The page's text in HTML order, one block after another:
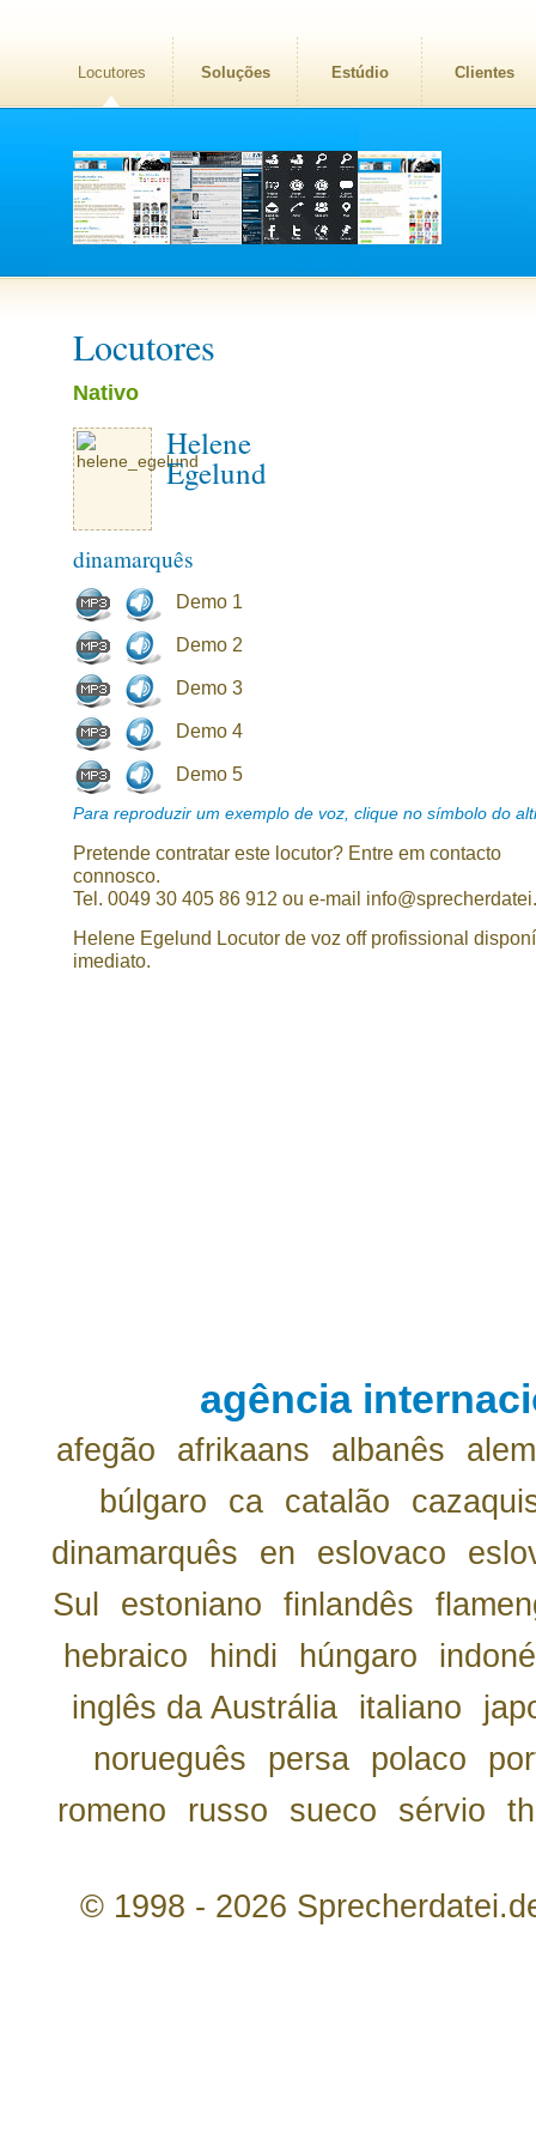
Locutores Soluções Estúdio Clientes
Locutores
Nativo
Helene
Egelund
dinamarquês
Demo 1
Demo 2
Demo 3
Demo 4
Demo 5
Para reproduzir um exemplo de voz, clique no símbolo do
Pretende contratar este locutor? Entre em contacto
connosco.
Tel. 0049 30 405 86 912 ou e-mail
Helene Egelund Locutor de voz off profissional
imediato.
agência
afegão afrikaans albanês
búlgaro
ca catalão
dinamarquês
en eslovaco
Sul
estoniano finlandês
hebraico
hindi húngaro
inglês da Austrália
italiano
norueguês
persa polaco
romeno
russo sueco sérvio th
© 1998 - 2026